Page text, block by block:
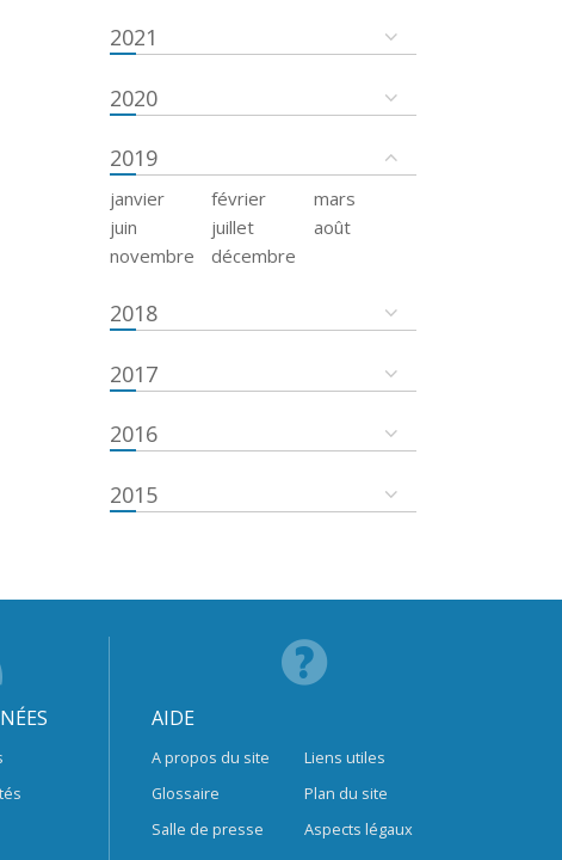
2021
2020
2019
janvier février
mars
juin
juillet
août
novembre
décembre
2018
2017
2016
2015
AIDE
A propos du site
Glossaire
Salle de presse
Liens utiles
Plan du site
Aspects légaux